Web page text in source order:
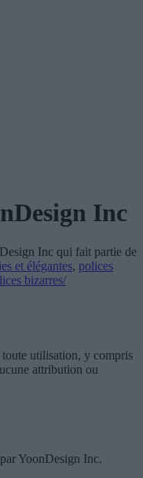
Inc
Inc qui fait partie de
et élégantes, polices
bizarres/
utilisation, y compris
attribution ou
YoonDesign Inc.